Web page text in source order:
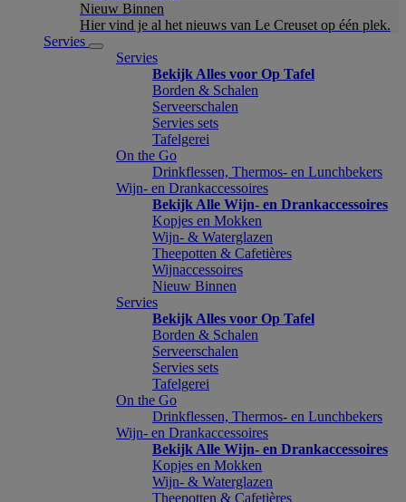
Nieuw Binnen
Hier vind je al het nieuws van Le Creuset op één plek.
Servies
Servies
Bekijk Alles voor Op Tafel
Borden & Schalen
Serveerschalen
Servies sets
Tafelgerei
On the Go
Drinkflessen, Thermos- en Lunchbekers
Wijn- en Drankaccessoires
Bekijk Alle Wijn- en Drankaccessoires
Kopjes en Mokken
Wijn- & Waterglazen
Theepotten & Cafetières
Wijnaccessoires
Nieuw Binnen
Servies
Bekijk Alles voor Op Tafel
Borden & Schalen
Serveerschalen
Servies sets
Tafelgerei
On the Go
Drinkflessen, Thermos- en Lunchbekers
Wijn- en Drankaccessoires
Bekijk Alle Wijn- en Drankaccessoires
Kopjes en Mokken
Wijn- & Waterglazen
Theepotten & Cafetières